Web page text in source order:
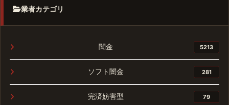
業者カテゴリ
闇金 5213
ソフト闇金 281
完済妨害型 79